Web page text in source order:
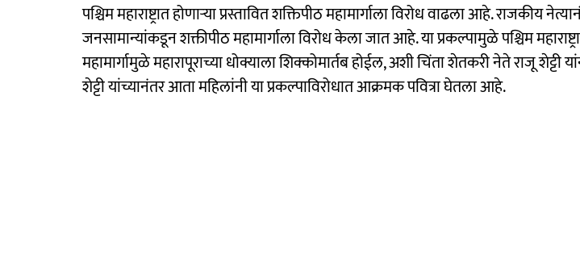
पश्चिम महाराष्ट्रात होणाऱ्या प्रस्तावित शक्तिपीठ महामार्गाला विरोध वाढला आहे. राजकीय
जनसामान्यांकडून शक्तीपीठ महामार्गाला विरोध केला जात आहे. या प्रकल्पामुळे पश्चिम
महामार्गामुळे महारापूराच्या धोक्याला शिक्कोमार्तब होईल, अशी चिंता शेतकरी नेते राजू शेट्टी
शेट्टी यांच्यानंतर आता महिलांनी या प्रकल्पाविरोधात आक्रमक पवित्रा घेतला आहे.